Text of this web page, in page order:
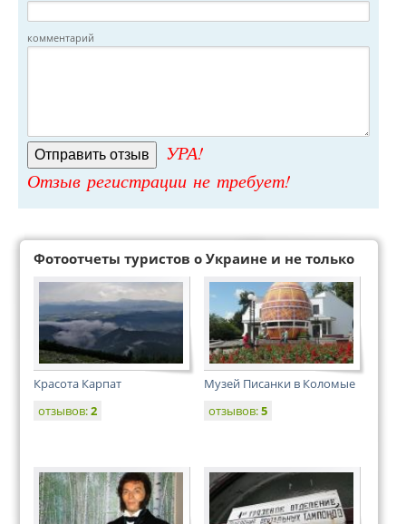
комментарий
УРА!
Отзыв регистрации не требует!
Фотоотчеты туристов о Украине и не только
Красота Карпат
отзывов:2
Музей Писанки в Коломые
отзывов:5